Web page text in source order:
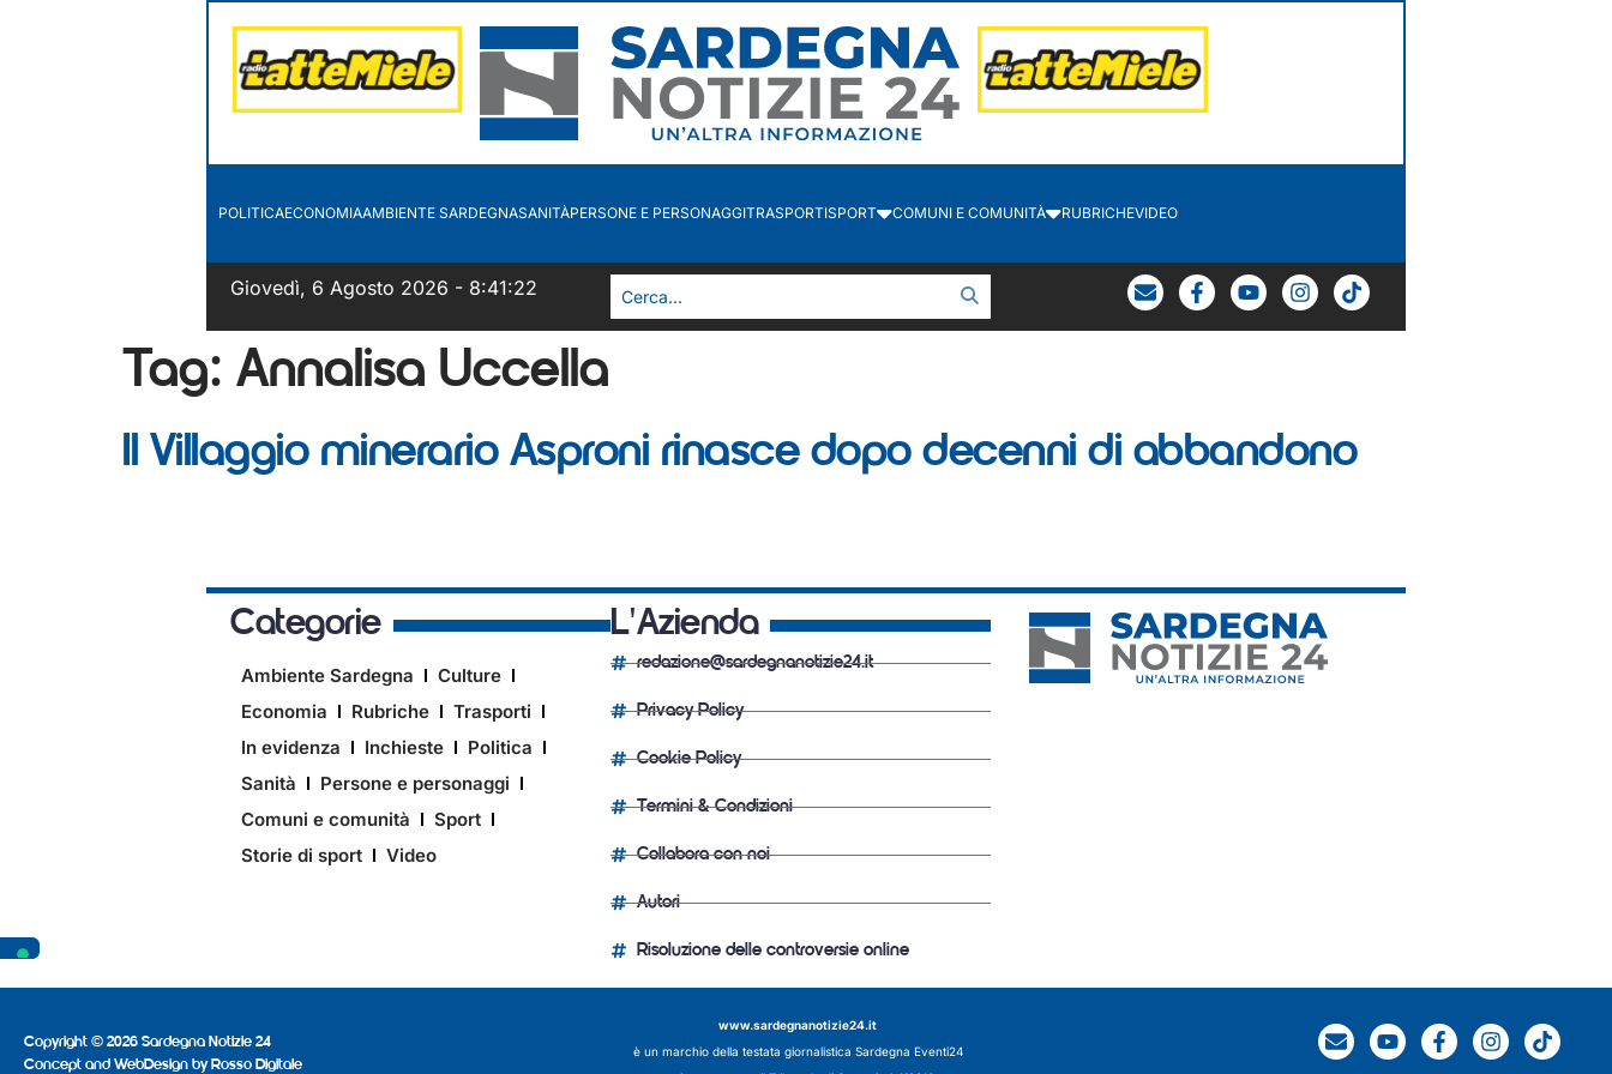
POLITICAECONOMIAAMBIENTE SARDEGNASANITÀPERSONE E PERSONAGGITRASPORTISPORT COMUNI E COMUNITÀ RUBRICHEVIDEO
Giovedì, 6 Agosto 2026 - 8:41:23
Tag: Annalisa Uccella
Il Villaggio minerario Asproni rinasce dopo decenni di abbandono
Categorie
Ambiente Sardegna
Culture
Economia
Rubriche
Trasporti
In evidenza
Inchieste
Politica
Sanità
Persone e personaggi
Comuni e comunità
Sport
Storie di sport
Video
L'Azienda
redazione@sardegnanotizie24.it
Privacy Policy
Cookie Policy
Termini & Condizioni
Collabora con noi
Autori
Risoluzione delle controversie online
Copyright © 2026 Sardegna Notizie 24
Concept and WebDesign by Rosso Digitale
www.sardegnanotizie24.it
è un marchio della testata giornalistica Sardegna Eventi24